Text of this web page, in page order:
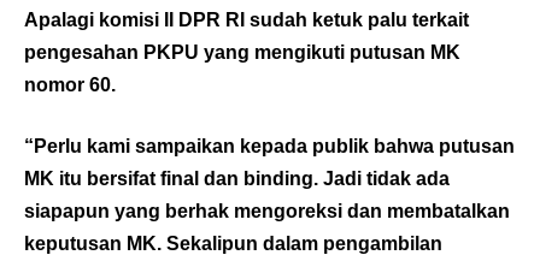
Apalagi komisi II DPR RI sudah ketuk palu terkait
pengesahan PKPU yang mengikuti putusan MK
nomor 60.
“Perlu kami sampaikan kepada publik bahwa putusan
MK itu bersifat final dan binding. Jadi tidak ada
siapapun yang berhak mengoreksi dan membatalkan
keputusan MK. Sekalipun dalam pengambilan